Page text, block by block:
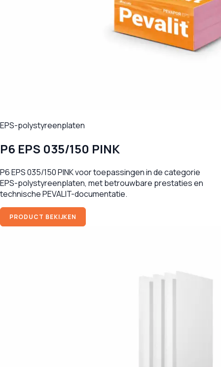
EPS-polystyreenplaten
P6 EPS 035/150 PINK
P6 EPS 035/150 PINK voor toepassingen in de categorie
EPS-polystyreenplaten, met betrouwbare prestaties en
technische PEVALIT-documentatie.
PRODUCT BEKIJKEN